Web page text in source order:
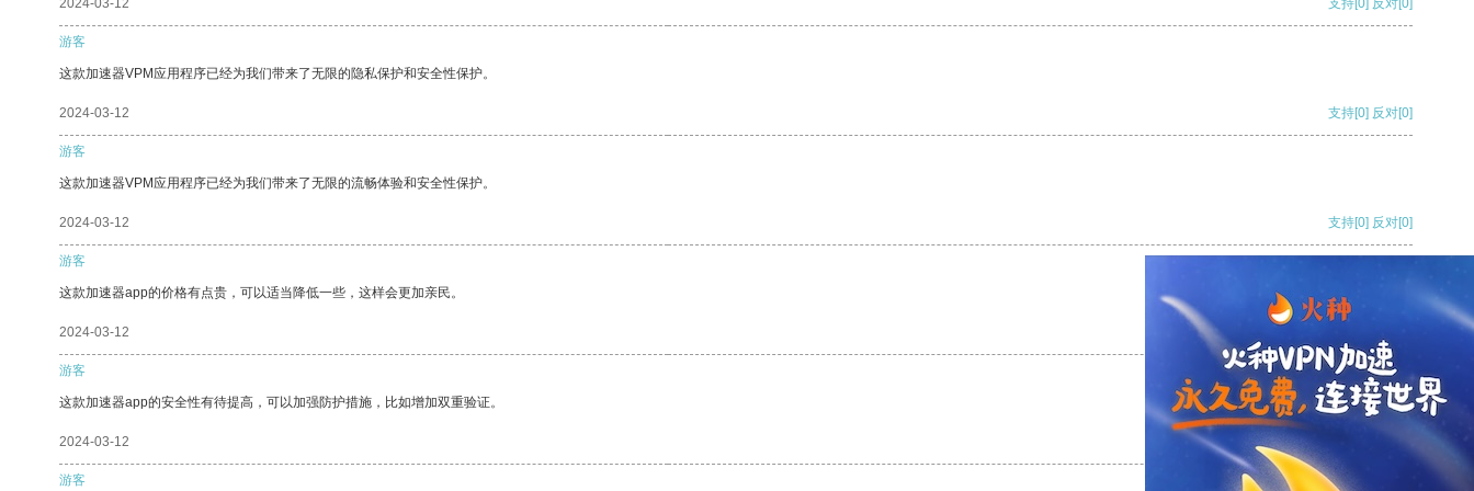
2024-03-12 支持 [0] 反对 [0]
游客
这款加速器VPM应用程序已经为我们带来了无限的隐私保护和安全性保护。
2024-03-12 支持[0] 反对[0]
游客
这款加速器VPM应用程序已经为我们带来了无限的流畅体验和安全性保护。
2024-03-12 支持[0] 反对[0]
游客
这款加速器app的价格有点贵，可以适当降低一些，这样会更加亲民。
2024-03-12
游客
这款加速器app的安全性有待提高，可以加强防护措施，比如增加双重验证。
2024-03-12 反对
游客